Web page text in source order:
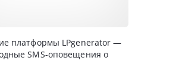
платформы LPgenerator —
SMS-оповещения о